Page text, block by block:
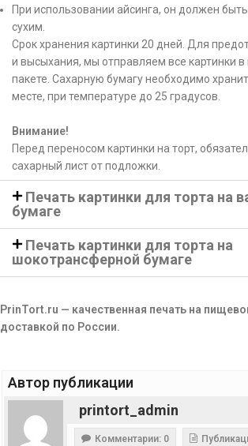
При использовании айсинга, он должен
сухим.
Срок хранения картинки 20 дней. Для
и высыхания, мы отправляем все картинки
пакете. Сахарную бумагу необходимо
месте, при температуре до 25 градусов.
Внимание!
Перед переносом картинки на торт,
сахарный лист от подложки.
Печать картинки для торта на
бумаге
Печать картинки для торта на
шокотрансферной бумаге
PrinTort.ru — качественная печать на
доставкой по России.
Автор публикации
printort_admin
Комментарии: 0